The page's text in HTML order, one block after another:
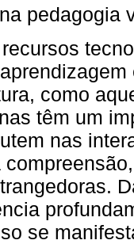
pedagogia
como
têm um
nas
se